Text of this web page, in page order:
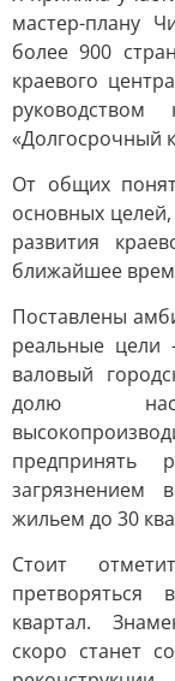
мастер-плану
более 900
краевого
«Долгосрочный
От общих
основных
развития
ближайшее
Поставлены
реальные цели
валовый
долю
загрязнением
жильем до 30
Стоит
квартал.
скоро станет